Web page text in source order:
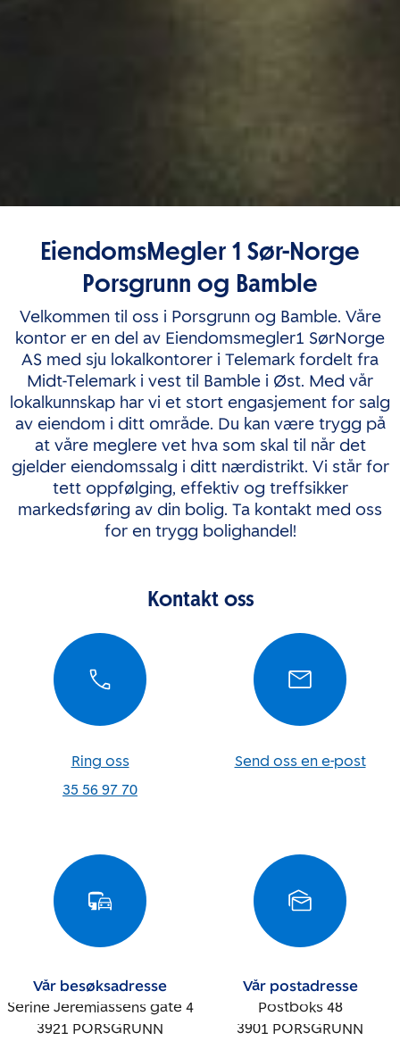
EiendomsMegler 1 Sør-Norge
Porsgrunn og Bamble
Velkommen til oss i Porsgrunn og Bamble. Våre
kontor er en del av Eiendomsmegler1 SørNorge
AS med sju lokalkontorer i Telemark fordelt fra
Midt-Telemark i vest til Bamble i Øst. Med vår
lokalkunnskap har vi et stort engasjement for salg
av eiendom i ditt område. Du kan være trygg på
at våre meglere vet hva som skal til når det
gjelder eiendomssalg i ditt nærdistrikt. Vi står for
tett oppfølging, effektiv og treffsikker
markedsføring av din bolig. Ta kontakt med oss
for en trygg bolighandel!
Kontakt oss
Ring oss
35 56 97 70
Send oss en e-post
Vår besøksadresse
Serine Jeremiassens gate 4
3921 PORSGRUNN
Vår postadresse
Postboks 48
3901 PORSGRUNN